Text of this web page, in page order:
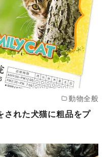
動物全般
された犬猫に粗品をプ